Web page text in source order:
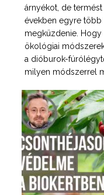
árnyékot, de
években egyre több
megküzdenie. Hogy
ökológiai
a dióburok-
milyen módszerrel